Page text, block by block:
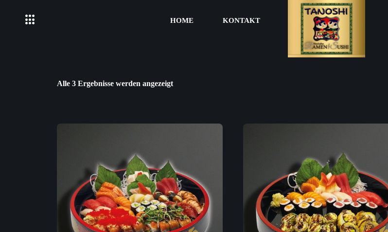
HOME KONTAKT
Alle 3 Ergebnisse werden angezeigt